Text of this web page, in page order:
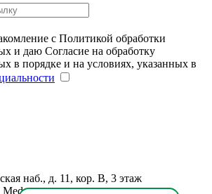
с Политикой обработки
и даю Согласие на обработку
в порядке и на условиях, указанных в
наб., д. 11, кор. В, 3 этаж
Med